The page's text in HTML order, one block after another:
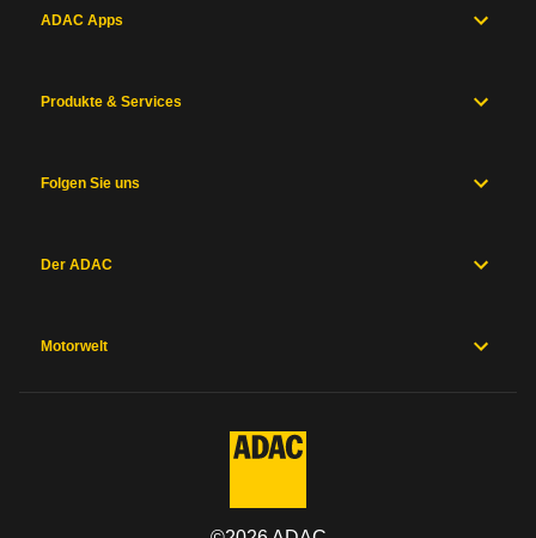
ADAC Apps
Produkte & Services
Folgen Sie uns
Der ADAC
Motorwelt